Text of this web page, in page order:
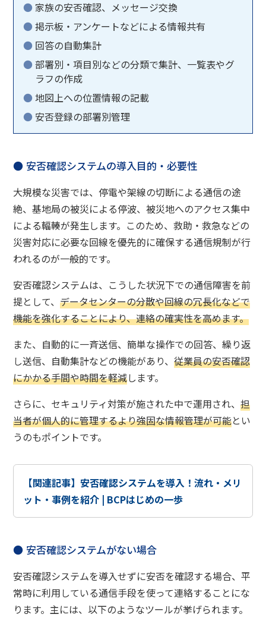
家族の安否確認、メッセージ交換
掲示板・アンケートなどによる情報共有
回答の自動集計
部署別・項目別などの分類で集計、一覧表やグ
ラフの作成
地図上への位置情報の記載
安否登録の部署別管理
安否確認システムの導入目的・必要性
大規模な災害では、停電や架線の切断による通信の途
絶、基地局の被災による停波、被災地へのアクセス集中
による輻輳が発生します。このため、救助・救急などの
災害対応に必要な回線を優先的に確保する通信規制が行
われるのが一般的です。
安否確認システムは、こうした状況下での通信障害を前
提として、データセンターの分散や回線の冗長化などで
機能を強化することにより、連絡の確実性を高めます。
また、自動的に一斉送信、簡単な操作での回答、繰り返
し送信、自動集計などの機能があり、従業員の安否確認
にかかる手間や時間を軽減します。
さらに、セキュリティ対策が施された中で運用され、担
当者が個人的に管理するより強固な情報管理が可能とい
うのもポイントです。
【関連記事】安否確認システムを導入！流れ・メリ
ット・事例を紹介 | BCPはじめの一歩
安否確認システムがない場合
安否確認システムを導入せずに安否を確認する場合、平
常時に利用している通信手段を使って連絡することにな
ります。主には、以下のようなツールが挙げられます。